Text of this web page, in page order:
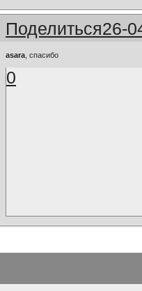
Поделиться26-
asara , спасибо
0